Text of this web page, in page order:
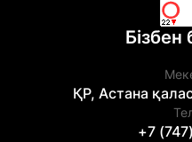
Бізбен
ҚР, Астана
+7